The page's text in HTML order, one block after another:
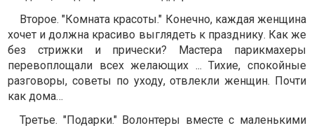
Второе. "Комната красоты." Конечно, каждая женщина
хочет и должна красиво выглядеть к празднику. Как же
без стрижки и прически? Мастера парикмахеры
перевоплощали всех желающих ... Тихие, спокойные
разговоры, советы по уходу, отвлекли женщин. Почти
как дома…
Третье. "Подарки." Волонтеры вместе с маленькими